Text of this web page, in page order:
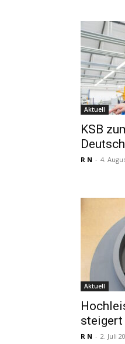
Aktuell
KSB
R N - 4.
Aktuell
steigert
R N - 2. Juli